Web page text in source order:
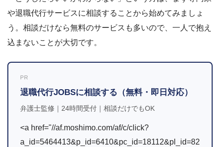
や退職代行サービスに相談することから始めてみましょ
う。相談だけなら無料のサービスも多いので、一人で抱え
込まないことが大切です。
PR
退職代行JOBSに相談する（無料・即日対応）
弁護士監修｜24時間受付｜相談だけでもOK
<a href="//af.moshimo.com/af/c/click?
a_id=5464413&p_id=6410&pc_id=18112&pl_id=82